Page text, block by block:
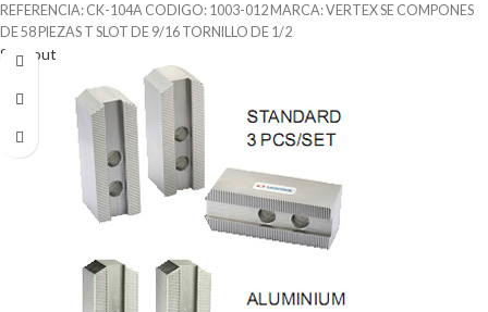
REFERENCIA: CK-104A CODIGO: 1003-012 MARCA: VERTEX SE COMPONES
DE 58 PIEZAS T SLOT DE 9/16 TORNILLO DE 1/2
Sold out